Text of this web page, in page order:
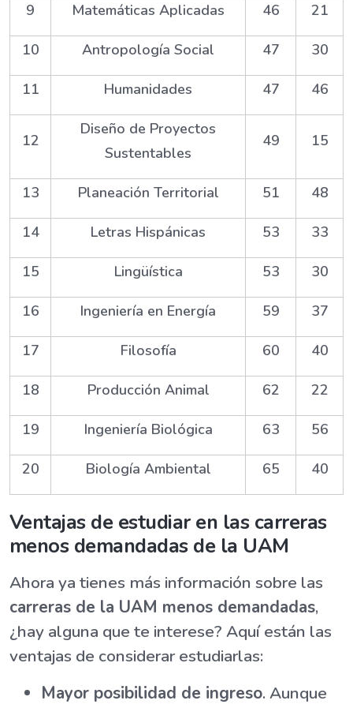
9 Matemáticas Aplicadas 46 21
10 Antropología Social 47 30
11 Humanidades 47 46
12
Diseño de Proyectos
Sustentables
49 15
13 Planeación Territorial 51 48
14 Letras Hispánicas 53 33
15 Lingüística 53 30
16 Ingeniería en Energía 59 37
17 Filosofía 60 40
18 Producción Animal 62 22
19 Ingeniería Biológica 63 56
20 Biología Ambiental 65 40
Ventajas de estudiar en las carreras
menos demandadas de la UAM
Ahora ya tienes más información sobre las
carreras de la UAM menos demandadas,
¿hay alguna que te interese? Aquí están las
ventajas de considerar estudiarlas:
Mayor posibilidad de ingreso. Aunque